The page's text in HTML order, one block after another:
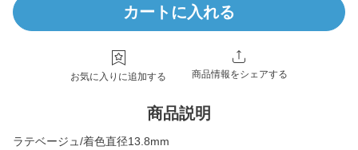
カートに入れる
お気に入りに追加する 商品情報をシェアする
商品説明
ラテベージュ/着色直径13.8mm